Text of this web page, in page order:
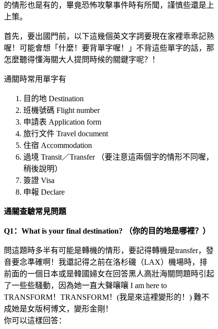
的情形也是有的，畢竟恐怖攻擊事件時有所聞，謹慎些還是上
上策。
首先，要出國門前，以下這幾個英文字詞要現在家裡乖乖記熟
喔！可能會想「什麼！要背單字喔！」不背這些單字的話，那
怎麼聽得懂海關大人提問時候的關鍵字呢？！
通關時常用單字有
目的地 Destination
班機號碼 Flight number
申請表 Application form
旅行文件 Travel document
住宿 Accommodation
過境 Transit／Transfer （要注意這兩個字的情形不同喔，
稍後說明）
簽證 Visa
申報 Declare
通關查驗常見問題
Q1：What is your final destination? （你的目的地是哪裡？）
問這題時多半有可能是轉機的情形，要記得轉機是transfer，發
音要念準確啊！我還記得之前在洛杉磯（LAX）機場時，排
前面的一個日本或是韓國婦女在回答黑人高壯海關問題時引起
了一些些騷動，因為她一直大聲嚷嚷 I am here to
TRANSFORM！TRANSFORM！(我是來這裡變形的！) 難不
成她是女版柯博文，變形金剛！
你可以這樣回答：